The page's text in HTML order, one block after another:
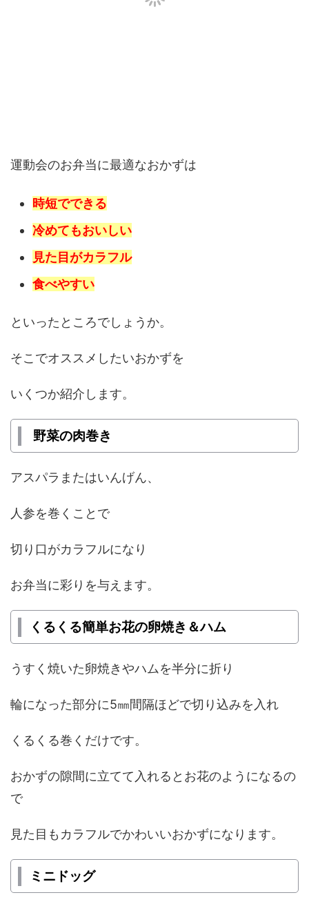
運動会のお弁当に最適なおかずは
時短でできる
冷めてもおいしい
見た目がカラフル
食べやすい
といったところでしょうか。
そこでオススメしたいおかずを
いくつか紹介します。
野菜の肉巻き
アスパラまたはいんげん、
人参を巻くことで
切り口がカラフルになり
お弁当に彩りを与えます。
くるくる簡単お花の卵焼き＆ハム
うすく焼いた卵焼きやハムを半分に折り
輪になった部分に5㎜間隔ほどで切り込みを入れ
くるくる巻くだけです。
おかずの隙間に立てて入れるとお花のようになるの
で
見た目もカラフルでかわいいおかずになります。
ミニドッグ